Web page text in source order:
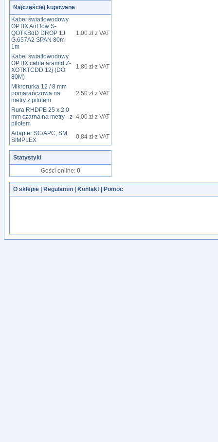
Najczęściej kupowane
Kabel światłowodowy
OPTIX AirFlow S-
QOTKSdD DROP 1J
G.657A2 SPAN 80m
1m
1,00 zł z VAT
Kabel światłowodowy
OPTIX cable aramid Z-
XOTKTCDD 12j (DO
80M)
1,80 zł z VAT
Mikrorurka 12 / 8 mm
pomarańczowa na
metry z pilotem
2,50 zł z VAT
Rura RHDPE 25 x 2,0
mm czarna na metry - z
pilotem
4,00 zł z VAT
Adapter SC/APC, SM,
SIMPLEX
0,84 zł z VAT
Statystyki
Gości online: 0
O sklepie Regulamin Kontakt Pomoc